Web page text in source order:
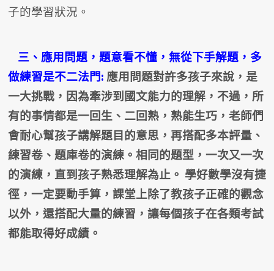
子的學習狀況。
三、應用問題，題意看不懂，無從下手解題，多
做練習是不二法門: 應用問題對許多孩子來說，是
一大挑戰，因為牽涉到國文能力的理解，不過，所
有的事情都是一回生、二回熟，熟能生巧，老師們
會耐心幫孩子講解題目的意思，再搭配多本評量、
練習卷、題庫卷的演練。相同的題型，一次又一次
的演練，直到孩子熟悉理解為止。 學好數學沒有捷
徑，一定要動手算，課堂上除了教孩子正確的觀念
以外，還搭配大量的練習，讓每個孩子在各類考試
都能取得好成績。